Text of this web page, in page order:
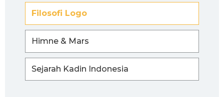
Filosofi Logo
Himne & Mars
Sejarah Kadin Indonesia